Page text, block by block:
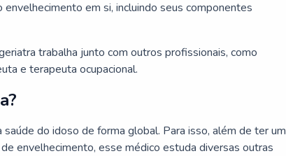
em si, incluindo seus componentes
trabalha junto com outros profissionais, como
e terapeuta ocupacional.
do idoso de forma global. Para isso, além de ter um
envelhecimento, esse médico estuda diversas outras